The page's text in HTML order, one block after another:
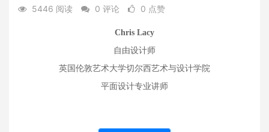
5446 阅读 0 评论 0 点赞
Chris Lacy
自由设计师
英国伦敦艺术大学切尔西艺术与设计学院
平面设计专业讲师